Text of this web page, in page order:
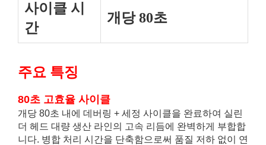
사이클 시
간
개당 80초
주요 특징
80초 고효율 사이클
개당 80초 내에 데버링 + 세정 사이클을 완료하여 실린
더 헤드 대량 생산 라인의 고속 리듬에 완벽하게 부합합
니다. 병합 처리 시간을 단축함으로써 품질 저하 없이 연